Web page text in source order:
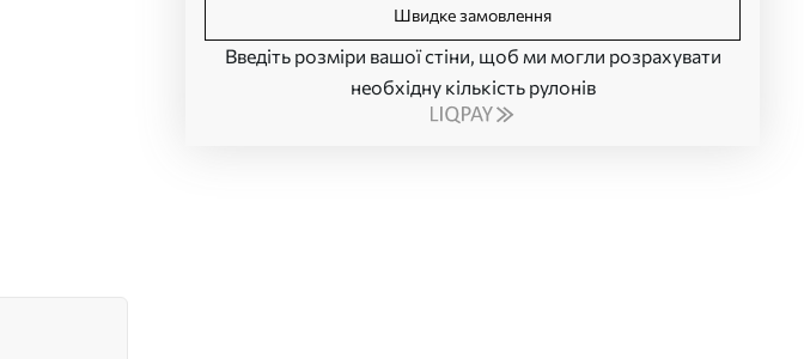
Швидке замовлення
Введіть розміри вашої стіни, щоб ми могли розрахувати
необхідну кількість рулонів